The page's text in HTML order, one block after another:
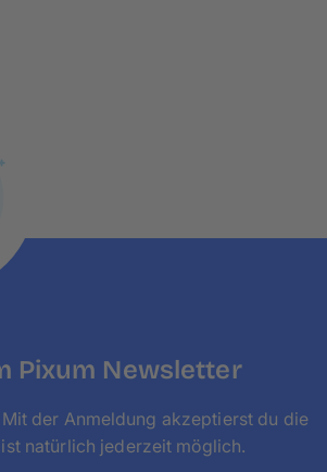
Pixum Newsletter
der Anmeldung akzeptierst du die
natürlich jederzeit möglich.